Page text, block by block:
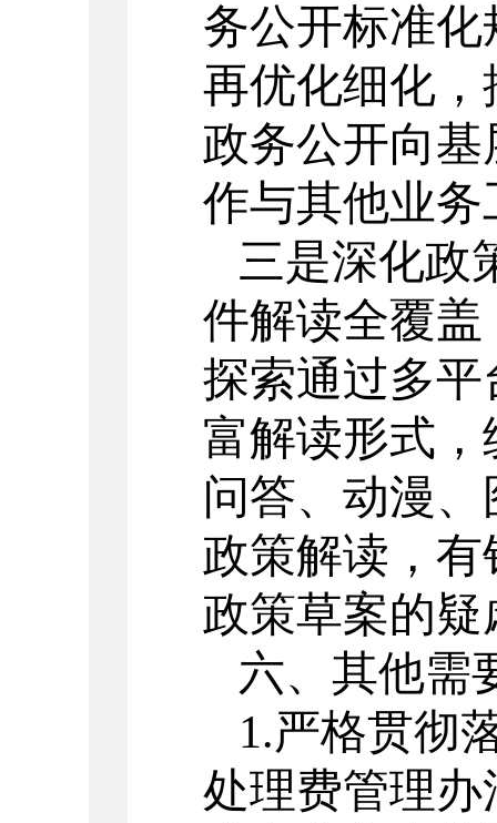
务公开标准
再优化细化
政务公开向
作与其他业
三是深化政
件解读全覆
探索通过多
富解读形式
问答、动漫
政策解读，有
政策草案的
六、 其他需
1.严格贯彻
处理费管理办